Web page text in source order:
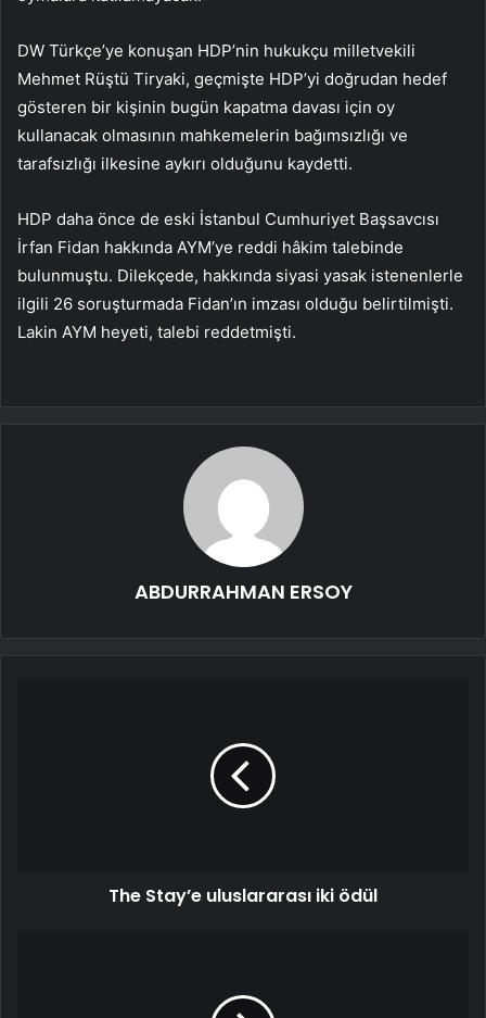
DW Türkçe’ye konuşan HDP’nin hukukçu milletvekili
Mehmet Rüştü Tiryaki, geçmişte HDP’yi doğrudan hedef
gösteren bir kişinin bugün kapatma davası için oy
kullanacak olmasının mahkemelerin bağımsızlığı ve
tarafsızlığı ilkesine aykırı olduğunu kaydetti.
HDP daha önce de eski İstanbul Cumhuriyet Başsavcısı
İrfan Fidan hakkında AYM’ye reddi hâkim talebinde
bulunmuştu. Dilekçede, hakkında siyasi yasak istenenlerle
ilgili 26 soruşturmada Fidan’ın imzası olduğu belirtilmişti.
Lakin AYM heyeti, talebi reddetmişti.
ABDURRAHMAN ERSOY
The Stay’e uluslararası iki ödül